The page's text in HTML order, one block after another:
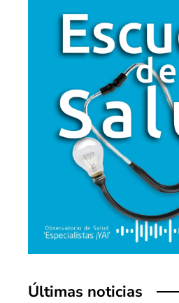
Últimas noticias